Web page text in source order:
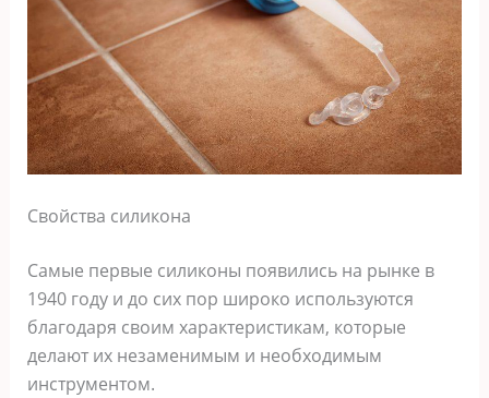
Свойства силикона
Самые первые силиконы появились на рынке в
1940 году и до сих пор широко используются
благодаря своим характеристикам, которые
делают их незаменимым и необходимым
инструментом.